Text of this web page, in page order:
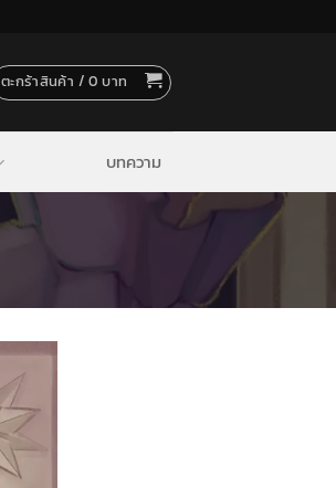
ตะกร้าสินค้า /0
บทความ